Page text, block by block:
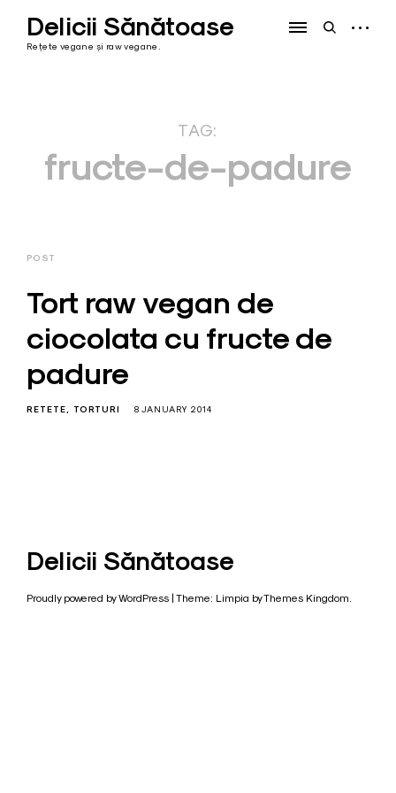
contentDelicii Sănătoase
Rețete vegane și raw vegane.
openopen
TAG:
fructe-de-padure
POST
Tort raw vegan de
ciocolata cu fructe de
padure
RETETE TORTURI 8 JANUARY 2014
Delicii Sănătoase
Proudly powered by WordPress | Theme: Limpia byThemes Kingdom